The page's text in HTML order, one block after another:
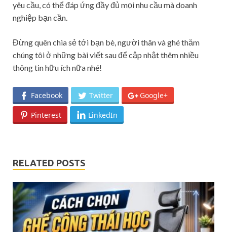
yêu cầu, có thể đáp ứng đầy đủ mọi nhu cầu mà doanh
nghiệp bạn cần.
Đừng quên chia sẻ tới bạn bè, người thân và ghé thăm
chúng tôi ở những bài viết sau để cập nhật thêm nhiều
thông tin hữu ích nữa nhé!
Facebook Twitter Google+
Pinterest LinkedIn
RELATED POSTS